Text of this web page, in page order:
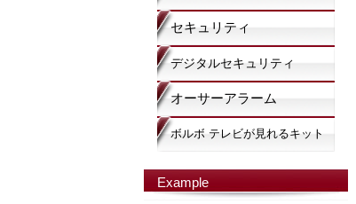
セキュリティ
デジタルセキュリティ
オーサーアラーム
ボルボ テレビが見れるキット
Example